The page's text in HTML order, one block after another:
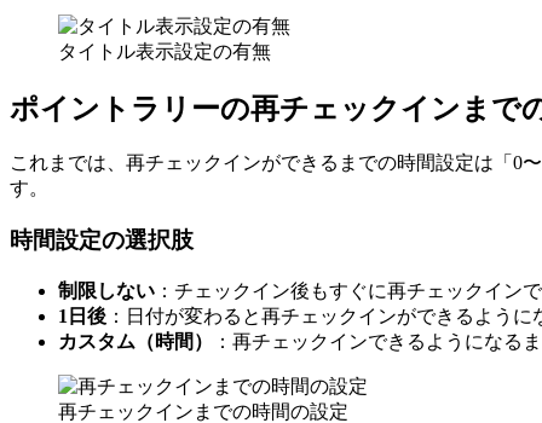
タイトル表示設定の有無
ポイントラリーの再チェックインまで
これまでは、再チェックインができるまでの時間設定は「0
す。
時間設定の選択肢
制限しない ：チェックイン後もすぐに再チェックイン
1日後 ：日付が変わると再チェックインができるように
カスタム（時間）
：再チェックインできるようになる
再チェックインまでの時間の設定